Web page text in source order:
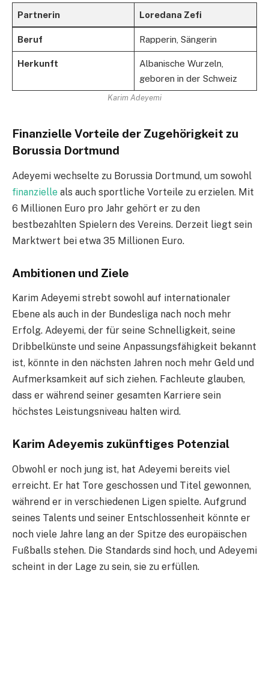
Partnerin Loredana Zefi
Beruf Rapperin, Sängerin
Herkunft
Albanische Wurzeln,
geboren in der Schweiz
Karim Adeyemi
Finanzielle Vorteile der Zugehörigkeit zu
Borussia Dortmund
Adeyemi wechselte zu Borussia Dortmund, um sowohl
finanzielle als auch sportliche Vorteile zu erzielen. Mit
6 Millionen Euro pro Jahr gehört er zu den
bestbezahlten Spielern des Vereins. Derzeit liegt sein
Marktwert bei etwa 35 Millionen Euro.
Ambitionen und Ziele
Karim Adeyemi strebt sowohl auf internationaler
Ebene als auch in der Bundesliga nach noch mehr
Erfolg. Adeyemi, der für seine Schnelligkeit, seine
Dribbelkünste und seine Anpassungsfähigkeit bekannt
ist, könnte in den nächsten Jahren noch mehr Geld und
Aufmerksamkeit auf sich ziehen. Fachleute glauben,
dass er während seiner gesamten Karriere sein
höchstes Leistungsniveau halten wird.
Karim Adeyemis zukünftiges Potenzial
Obwohl er noch jung ist, hat Adeyemi bereits viel
erreicht. Er hat Tore geschossen und Titel gewonnen,
während er in verschiedenen Ligen spielte. Aufgrund
seines Talents und seiner Entschlossenheit könnte er
noch viele Jahre lang an der Spitze des europäischen
Fußballs stehen. Die Standards sind hoch, und Adeyemi
scheint in der Lage zu sein, sie zu erfüllen.